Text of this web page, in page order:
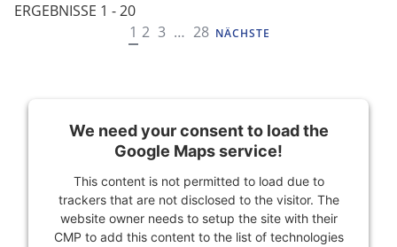
ERGEBNISSE 1 - 20
NAVIGATION
1 2 3 … 28 NÄCHSTE
We need your consent to load the
Google Maps service!
This content is not permitted to load due to
trackers that are not disclosed to the visitor. The
website owner needs to setup the site with their
CMP to add this content to the list of technologies